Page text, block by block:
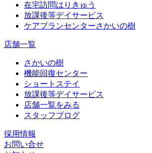
在宅訪問はりきゅう
放課後等デイサービス
ケアプランセンターさかいの樹
店舗一覧
さかいの樹
機能回復センター
ショートステイ
放課後等デイサービス
店舗一覧をみる
スタッフブログ
採用情報
お問い合せ